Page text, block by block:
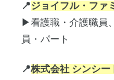
📍ジョイフル・ファ
▶看護職・介護職員
員・パート
📍株式会社 シンシー